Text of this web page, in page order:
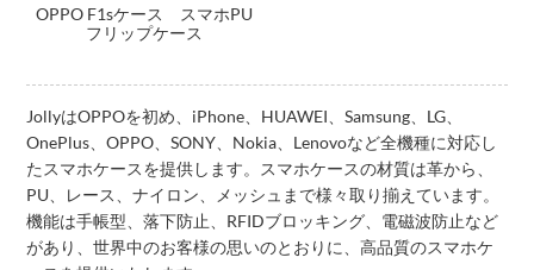
OPPO F1sケース スマホPU
フリップケース
JollyはOPPOを初め、iPhone、HUAWEI、Samsung、LG、
OnePlus、OPPO、SONY、Nokia、Lenovoなど全機種に対応し
たスマホケースを提供します。スマホケースの材質は革から、
PU、レース、ナイロン、メッシュまで様々取り揃えています。
機能は手帳型、落下防止、RFIDブロッキング、電磁波防止など
があり、世界中のお客様の思いのとおりに、高品質のスマホケ